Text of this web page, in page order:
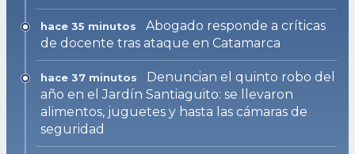
hace 35 minutos
Abogado responde a críticas
de docente tras ataque en Catamarca
hace 37 minutos
Denuncian el quinto robo del
año en el Jardín Santiaguito: se llevaron
alimentos, juguetes y hasta las cámaras de
seguridad